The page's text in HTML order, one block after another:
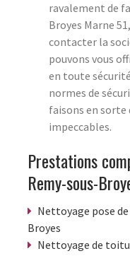
ravalement de
Broyes Marne
contacter la
pouvons vous
en toute
normes de
faisons en sorte
impeccables.
Prestations
Remy-sous-
Nettoyage pose
Broyes
Nettoyage de